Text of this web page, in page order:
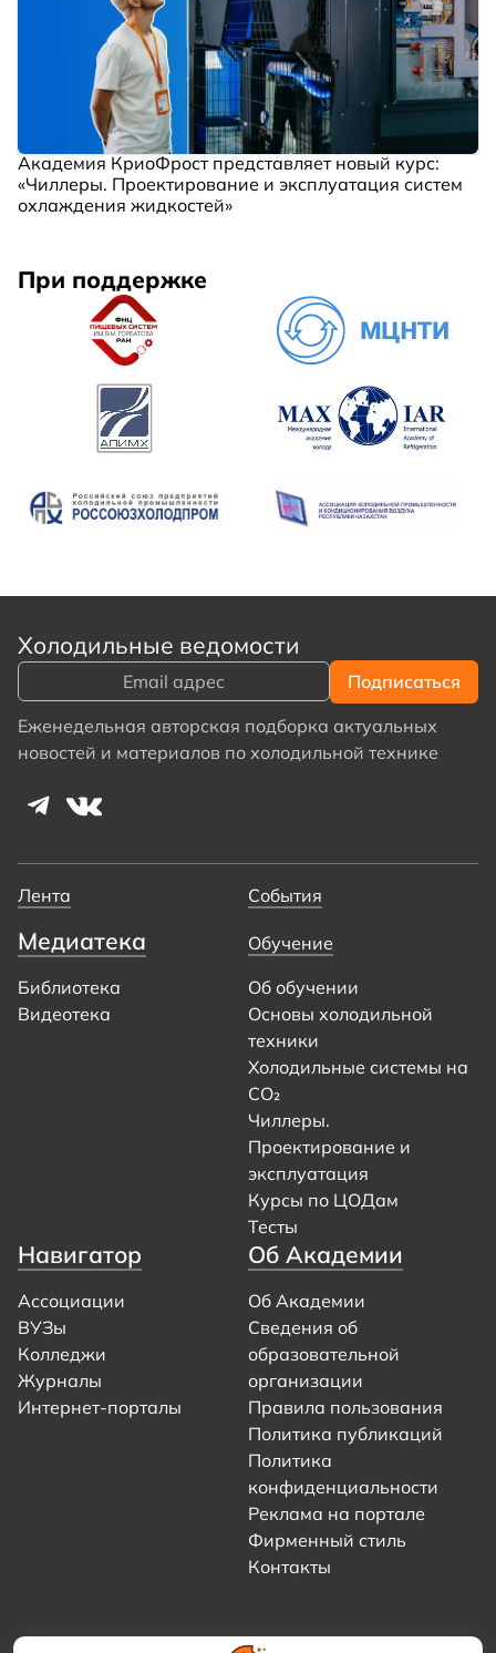
Академия КриоФрост представляет новый курс:
«Чиллеры. Проектирование и эксплуатация систем
охлаждения жидкостей»
При поддержке
Холодильные ведомости
Еженедельная авторская подборка актуальных
новостей и материалов по холодильной технике
Лента События
Медиатека
Библиотека
Видеотека
Обучение
Об обучении
Основы холодильной
техники
Холодильные системы на
CO₂
Чиллеры.
Проектирование и
эксплуатация
Курсы по ЦОДам
Тесты
Навигатор
Ассоциации
ВУЗы
Колледжи
Журналы
Интернет-порталы
Об Академии
Об Академии
Сведения об
образовательной
организации
Правила пользования
Политика публикаций
Политика
конфиденциальности
Реклама на портале
Фирменный стиль
Контакты